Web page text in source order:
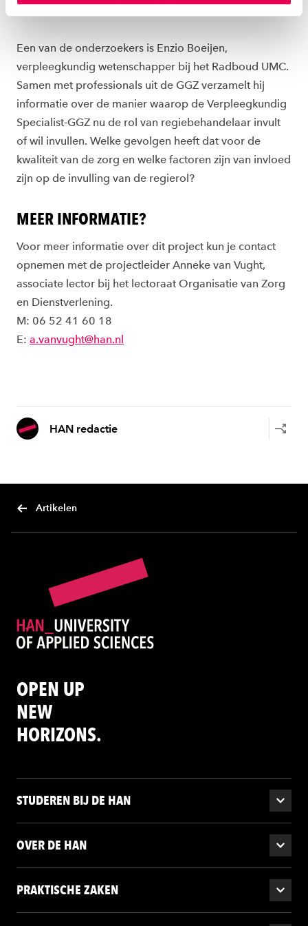
instellen welke cookies we plaatsen. Je kunt je
Een van de onderzoekers is Enzio Boeijen,
verpleegkundig wetenschapper bij het Radboud UMC.
Samen met professionals uit de GGZ verzamelt hij
informatie over de manier waarop de Verpleegkundig
Specialist-GGZ nu de rol van regiebehandelaar invult
of wil invullen. Welke gevolgen heeft dat voor de
kwaliteit van de zorg en welke factoren zijn van invloed
zijn op de invulling van de regierol?
MEER INFORMATIE?
Voor meer informatie over dit project kun je contact
opnemen met de projectleider Anneke van Vught,
associate lector bij het lectoraat Organisatie van Zorg
en Dienstverlening.
M: 06 52 41 60 18
E: a.vanvught@han.nl
HAN redactie
Artikelen
OPEN UP
NEW
HORIZONS.
STUDEREN BIJ DE HAN
OVER DE HAN
PRAKTISCHE ZAKEN